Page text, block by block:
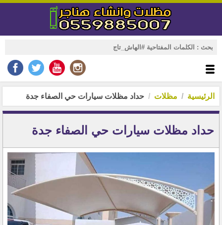
الرئيسية مظلات حداد مظلات سيارات حي الصفاء جدة
حداد مظلات سيارات حي الصفاء جدة